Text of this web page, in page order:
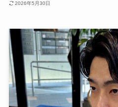
2026年5月30日